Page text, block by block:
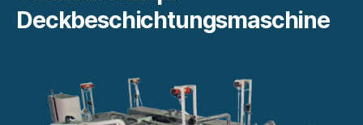
Deckbeschichtungsmaschine